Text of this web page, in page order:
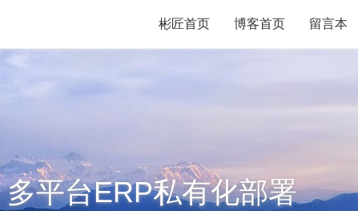
彬匠首页 博客首页 留言本
平台ERP私有化部署